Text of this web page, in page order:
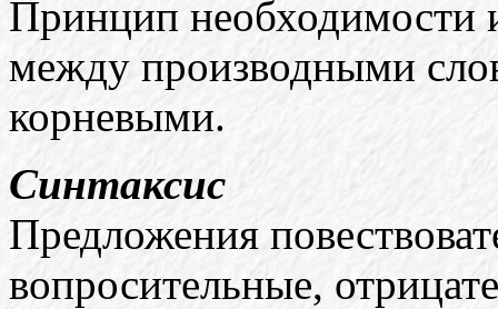
Принцип необходимости
между производными
корневыми.
Синтаксис
Предложения
вопросительные,